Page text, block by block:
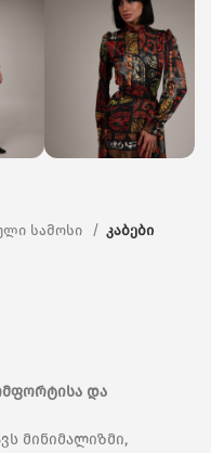
სამოსი კაბები
და
მინიმალიზმი,